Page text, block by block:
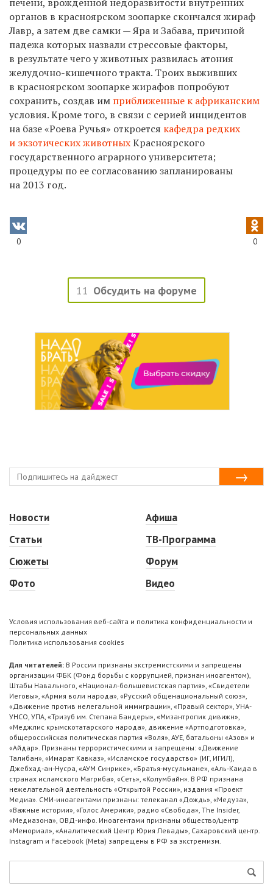
органов в красноярском зоопарке скончался жираф
Лавр, а затем две самки — Яра и Забава, причиной
падежа которых назвали стрессовые факторы,
в результате чего у животных развилась атония
желудочно-кишечного тракта. Троих выживших
в красноярском зоопарке жирафов попробуют
сохранить, создав им приближенные к африканским
условия. Кроме того, в связи с серией инцидентов
на базе «Роева Ручья» откроется кафедра редких
и экзотических животныхКрасноярского
государственного аграрного университета;
процедуры по ее согласованию запланированы
на 2013 год.
0 0
11 Обсудить на форуме
Новости
Статьи
Сюжеты
Фото
Афиша
ТВ-Программа
Форум
Видео
Условия использования веб-сайта и политика конфиденциальности и
персональных данных
Политика использования cookies
Для читателей: В России признаны экстремистскими и запрещены
организации ФБК (Фонд борьбы с коррупцией, признан иноагентом),
Штабы Навального, «Национал-большевистская партия», «Свидетели
Иеговы», «Армия воли народа», «Русский общенациональный союз»,
«Движение против нелегальной иммиграции», «Правый сектор», УНА-
УНСО, УПА, «Тризуб им. Степана Бандеры», «Мизантропик дивижн»,
«Меджлис крымскотатарского народа», движение «Артподготовка»,
общероссийская политическая партия «Воля», АУЕ, батальоны «Азов» и
«Айдар». Признаны террористическими и запрещены: «Движение
Талибан», «Имарат Кавказ», «Исламское государство» (ИГ, ИГИЛ),
Джебхад-ан-Нусра, «АУМ Синрике», «Братья-мусульмане», «Аль-Каида в
странах исламского Магриба», «Сеть», «Колумбайн». В РФ признана
нежелательной деятельность «Открытой России», издания «Проект
Медиа». СМИ-иноагентами признаны: телеканал «Дождь», «Медуза»,
«Важные истории», «Голос Америки», радио «Свобода», The Insider,
«Медиазона», ОВД-инфо. Иноагентами признаны общество/центр
«Мемориал», «Аналитический Центр Юрия Левады», Сахаровский центр.
Instagram и Facebook (Metа) запрещены в РФ за экстремизм.